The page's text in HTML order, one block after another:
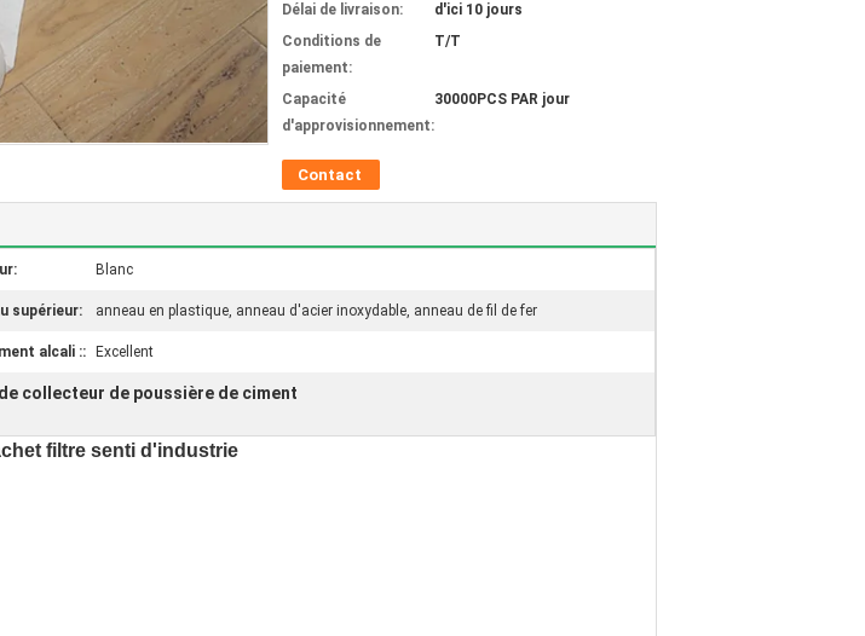
Délai de livraison:
d'ici 10 jours
Conditions de
paiement:
T/T
Capacité
d'approvisionnement:
30000PCS PAR jour
Contact
Blanc
supérieur: anneau en plastique, anneau d'acier inoxydable, anneau de fil de fer
alcali :: Excellent
collecteur de poussière de ciment
filtre senti d'industrie